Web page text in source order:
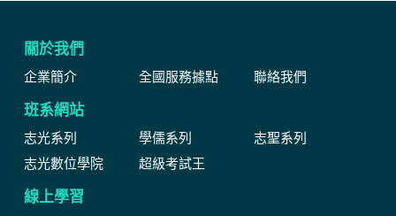
關於我們
企業簡介 全國服務據點 聯絡我們
班系網站
志光系列 學儒系列
志聖系列
志光數位學院
超級考試王
線上學習